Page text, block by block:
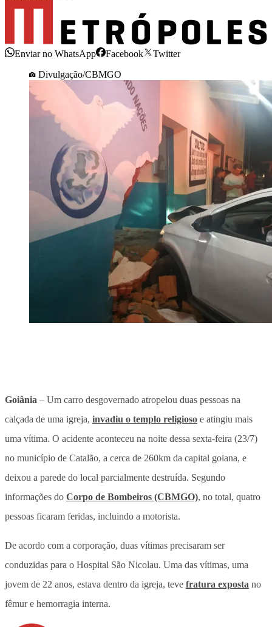
Enviar no WhatsApp Facebook
Twitter
Divulgação/CBMGO
Goiânia – Um carro desgovernado atropelou duas pessoas na
calçada de uma igreja, invadiu o templo religioso e atingiu mais
uma vítima. O acidente aconteceu na noite dessa sexta-feira (23/7)
no município de Catalão, a cerca de 260km da capital goiana, e
deixou a parede do local parcialmente destruída. Segundo
informações do Corpo de Bombeiros (CBMGO), no total, quatro
pessoas ficaram feridas, incluindo a motorista.
De acordo com a corporação, duas vítimas precisaram ser
conduzidas para o Hospital São Nicolau. Uma das vítimas, uma
jovem de 22 anos, estava dentro da igreja, teve fratura exposta no
fêmur e hemorragia interna.